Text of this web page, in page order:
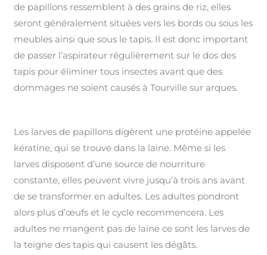
de papillons ressemblent à des grains de riz, elles
seront généralement situées vers les bords ou sous les
meubles ainsi que sous le tapis. Il est donc important
de passer l’aspirateur régulièrement sur le dos des
tapis pour éliminer tous insectes avant que des
dommages ne soient causés à Tourville sur arques.
Les larves de papillons digèrent une protéine appelée
kératine, qui se trouve dans la laine. Même si les
larves disposent d’une source de nourriture
constante, elles peuvent vivre jusqu’à trois ans avant
de se transformer en adultes. Les adultes pondront
alors plus d’œufs et le cycle recommencera. Les
adultes ne mangent pas de laine ce sont les larves de
la teigne des tapis qui causent les dégâts.